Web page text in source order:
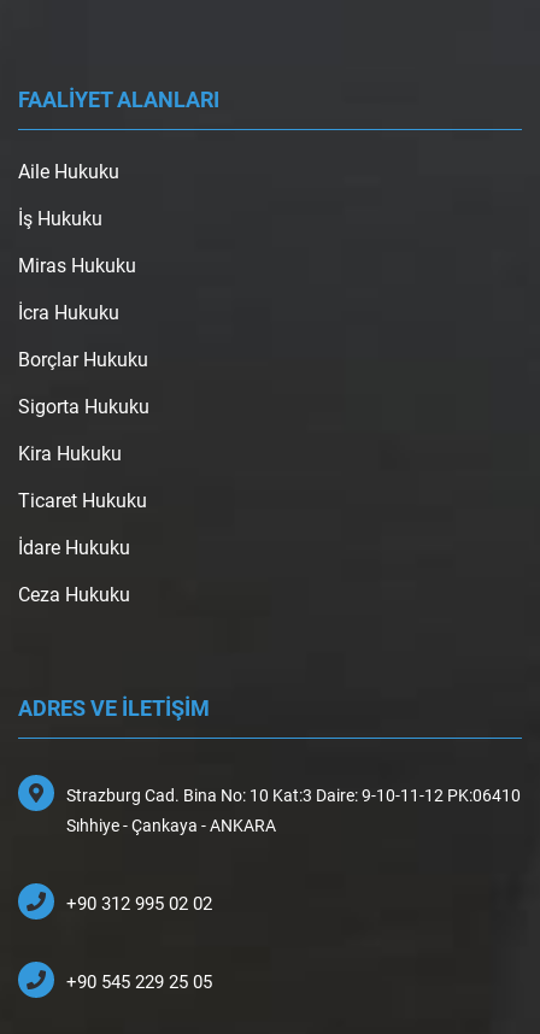
FAALİYET ALANLARI
Aile Hukuku
İş Hukuku
Miras Hukuku
İcra Hukuku
Borçlar Hukuku
Sigorta Hukuku
Kira Hukuku
Ticaret Hukuku
İdare Hukuku
Ceza Hukuku
ADRES VE İLETİŞİM
Strazburg Cad. Bina No: 10 Kat:3 Daire: 9-10-11-12 PK:06410
Sıhhiye - Çankaya - ANKARA
+90 312 995 02 02
+90 545 229 25 05